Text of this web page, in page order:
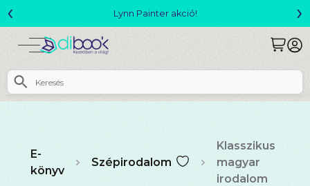
Megjelent! L. J. Shen: Legvadabb álmaimban szeretlek
‹ ›
E-
könyv
Szépirodalom
Klasszikus
magyar
irodalom